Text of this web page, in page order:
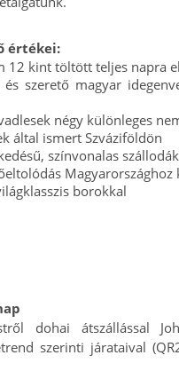
értékei:
12 kint töltött teljes napra
szerető magyar
négy különleges
által ismert Szváziföldön
színvonalas
Magyarországhoz
borokkal
dohai átszállással
szerinti járataival